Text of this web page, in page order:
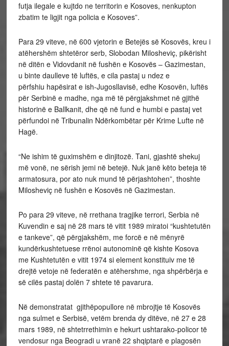
futja ilegale e kujtdo ne territorin e Kosoves, nenkupton
zbatim te ligjit nga policia e Kosoves”.
Para 29 viteve, në 600 vjetorin e Betejës së Kosovës, kreu i
atëhershëm shtetëror serb, Slobodan Milosheviç, pikërisht
në ditën e Vidovdanit në fushën e Kosovës – Gazimestan,
u binte daulleve të luftës, e cila pastaj u ndez e
përfshiu hapësirat e ish-Jugosllavisë, edhe Kosovën, luftës
për Serbinë e madhe, nga më të përgjakshmet në gjithë
historinë e Ballkanit, dhe që në fund e humbi e pastaj vet
përfundoi në Tribunalin Ndërkombëtar për Krime Lufte në
Hagë.
“Ne ishim të guximshëm e dinjitozë. Tani, gjashtë shekuj
më vonë, ne sërish jemi në betejë. Nuk janë këto beteja të
armatosura, por ato nuk mund të përjashtohen”, thoshte
Milosheviç në fushën e Kosovës në Gazimestan.
Po para 29 viteve, në rrethana tragjike terrori, Serbia në
Kuvendin e saj në 28 mars të vitit 1989 miratoi “kushtetutën
e tankeve”, që përgjakshëm, me forcë e në mënyrë
kundërkushtetuese rrënoi autonominë që kishte Kosova
me Kushtetutën e vitit 1974 si element konstituiv me të
drejtë vetoje në federatën e atëhershme, nga shpërbërja e
së cilës pastaj dolën 7 shtete të pavarura.
Në demonstratat gjithëpopullore në mbrojtje të Kosovës
nga sulmet e Serbisë, vetëm brenda dy ditëve, në 27 e 28
mars 1989, në shtetrrethimin e hekurt ushtarako-policor të
vendosur nga Beogradi u vranë 22 shqiptarë e plagosën